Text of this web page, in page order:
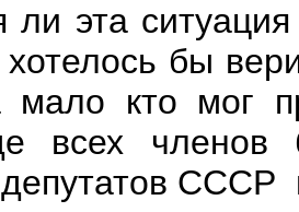
ли эта
бы
мало кто мог
всех
СССР